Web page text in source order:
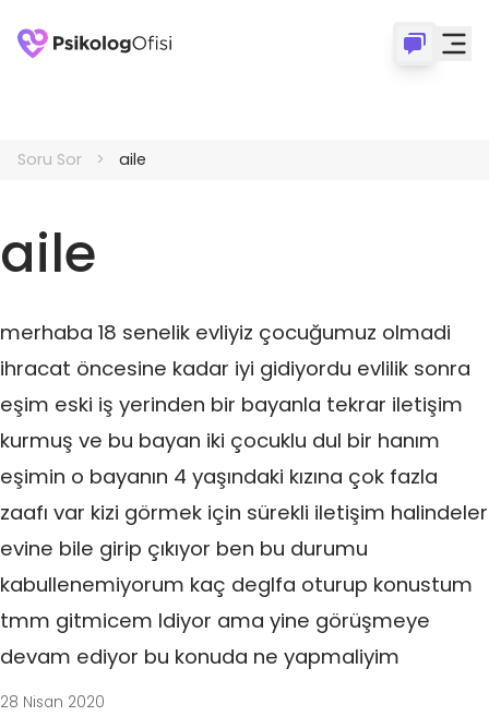
Soru Sor aile
aile
merhaba 18 senelik evliyiz çocuğumuz olmadi
ihracat öncesine kadar iyi gidiyordu evlilik sonra
eşim eski iş yerinden bir bayanla tekrar iletişim
kurmuş ve bu bayan iki çocuklu dul bir hanım
eşimin o bayanın 4 yaşındaki kızına çok fazla
zaafı var kizi görmek için sürekli iletişim halindeler
evine bile girip çıkıyor ben bu durumu
kabullenemiyorum kaç deglfa oturup konustum
tmm gitmicem ldiyor ama yine görüşmeye
devam ediyor bu konuda ne yapmaliyim
28 Nisan 2020